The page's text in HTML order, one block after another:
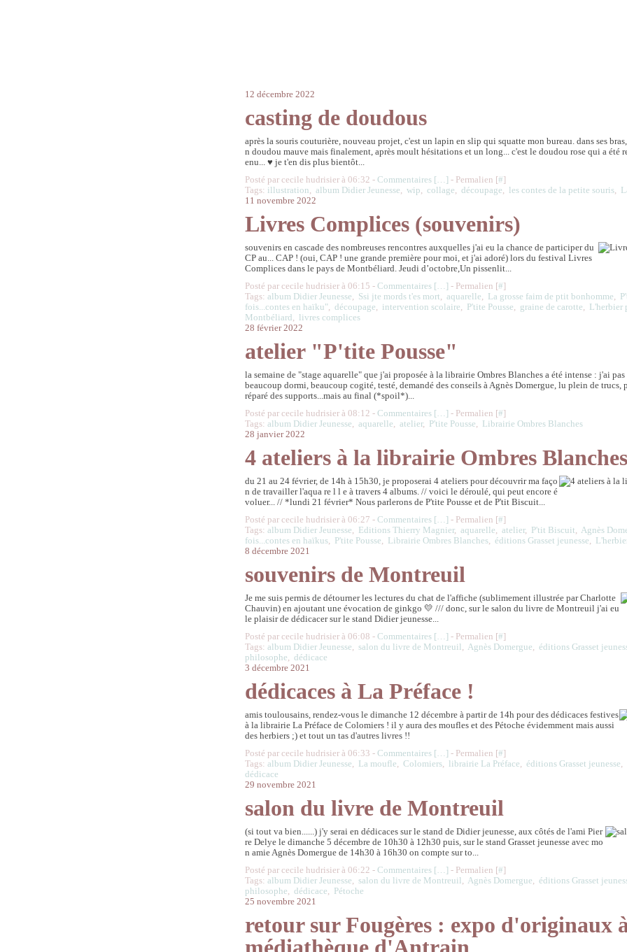
12 décembre 2022
casting de doudous
après la souris couturière, nouveau projet, c'est un lapin en slip qui squatte mon bureau. dans ses
n doudou mauve mais finalement, après moult hésitations et un long... c'est le doudou rose qui a été
enu... ♥ je t'en dis plus bientôt...
Posté par cecile hudrisier à 06:32 -Commentaires […] - Permalien [#]
Tags: illustration,album Didier Jeunesse,wip,collage,découpage, les contes de la petite souris,
11 novembre 2022
Livres Complices (souvenirs)
souvenirs en cascade des nombreuses rencontres auxquelles j'ai eu la chance de participer du
CP au... CAP ! (oui, CAP ! une grande première pour moi, et j'ai adoré) lors du festival Livres
Complices dans le pays de Montbéliard. Jeudi d’octobre,Un pissenlit...
Posté par cecile hudrisier à 06:15 -Commentaires […] - Permalien [#]
Tags:album Didier Jeunesse, Ssi jte mords t'es mort,aquarelle, La grosse faim de ptit bonhomme,
fois...contes en haïku",découpage, intervention scolaire, P'tite Pousse, graine de carotte, L'herbier
Montbéliard, livres complices
28 février 2022
atelier "P'tite Pousse"
la semaine de "stage aquarelle" que j'ai proposée à la librairie Ombres Blanches a été intense : j'ai pas
beaucoup dormi, beaucoup cogité, testé, demandé des conseils à Agnès Domergue, lu plein de trucs, p
réparé des supports...mais au final (*spoil*)...
Posté par cecile hudrisier à 08:12 -Commentaires […] - Permalien [#]
Tags:album Didier Jeunesse,aquarelle,atelier, P'tite Pousse, Librairie Ombres Blanches
28 janvier 2022
4 ateliers à la librairie Ombres Blanches
du 21 au 24 février, de 14h à 15h30, je proposerai 4 ateliers pour découvrir ma faço
n de travailler l'aqua re l l e à travers 4 albums. // voici le déroulé, qui peut encore é
voluer... // *lundi 21 février* Nous parlerons de P'tite Pousse et de P'tit Biscuit...
Posté par cecile hudrisier à 06:27 -Commentaires […] - Permalien [#]
Tags:album Didier Jeunesse, Editions Thierry Magnier,aquarelle,atelier, P'tit Biscuit, Agnès
fois...contes en haïkus, P'tite Pousse, Librairie Ombres Blanches,éditions Grasset jeunesse,
8 décembre 2021
souvenirs de Montreuil
Je me suis permis de détourner les lectures du chat de l'affiche (sublimement illustrée par Charlotte
Chauvin) en ajoutant une évocation de ginkgo 💛 /// donc, sur le salon du livre de Montreuil j'ai eu
le plaisir de dédicacer sur le stand Didier jeunesse...
Posté par cecile hudrisier à 06:08 -Commentaires […] - Permalien [#]
Tags:album Didier Jeunesse,salon du livre de Montreuil, Agnès Domergue,éditions Grasset
philosophe,dédicace
3 décembre 2021
dédicaces à La Préface !
amis toulousains, rendez-vous le dimanche 12 décembre à partir de 14h pour des dédicaces festives
à la librairie La Préface de Colomiers ! il y aura des moufles et des Pétoche évidemment mais aussi
des herbiers ;) et tout un tas d'autres livres !!
Posté par cecile hudrisier à 06:33 -Commentaires […] - Permalien [#]
Tags:album Didier Jeunesse, La moufle,Colomiers, librairie La Préface,éditions Grasset jeunesse,
dédicace
29 novembre 2021
salon du livre de Montreuil
(si tout va bien......) j'y serai en dédicaces sur le stand de Didier jeunesse, aux côtés de l'ami Pier
re Delye le dimanche 5 décembre de 10h30 à 12h30 puis, sur le stand Grasset jeunesse avec mo
n amie Agnès Domergue de 14h30 à 16h30 on compte sur to...
Posté par cecile hudrisier à 06:22 -Commentaires […] - Permalien [#]
Tags:album Didier Jeunesse,salon du livre de Montreuil, Agnès Domergue,éditions Grasset
philosophe,dédicace, Pétoche
25 novembre 2021
retour sur Fougères : expo d'originaux